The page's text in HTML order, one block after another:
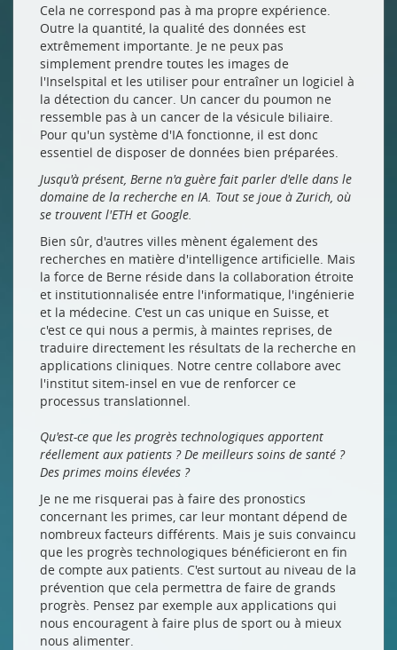
Cela ne correspond pas à ma propre expérience.
Outre la quantité, la qualité des données est
extrêmement importante. Je ne peux pas
simplement prendre toutes les images de
l'Inselspital et les utiliser pour entraîner un logiciel à
la détection du cancer. Un cancer du poumon ne
ressemble pas à un cancer de la vésicule biliaire.
Pour qu'un système d'IA fonctionne, il est donc
essentiel de disposer de données bien préparées.
Jusqu'à présent, Berne n'a guère fait parler d'elle dans le
domaine de la recherche en IA. Tout se joue à Zurich, où
se trouvent l'ETH et Google.
Bien sûr, d'autres villes mènent également des
recherches en matière d'intelligence artificielle. Mais
la force de Berne réside dans la collaboration étroite
et institutionnalisée entre l'informatique, l'ingénierie
et la médecine. C'est un cas unique en Suisse, et
c'est ce qui nous a permis, à maintes reprises, de
traduire directement les résultats de la recherche en
applications cliniques. Notre centre collabore avec
l'institut sitem-insel en vue de renforcer ce
processus translationnel.
Qu'est-ce que les progrès technologiques apportent
réellement aux patients ? De meilleurs soins de santé ?
Des primes moins élevées ?
Je ne me risquerai pas à faire des pronostics
concernant les primes, car leur montant dépend de
nombreux facteurs différents. Mais je suis convaincu
que les progrès technologiques bénéficieront en fin
de compte aux patients. C'est surtout au niveau de la
prévention que cela permettra de faire de grands
progrès. Pensez par exemple aux applications qui
nous encouragent à faire plus de sport ou à mieux
nous alimenter.